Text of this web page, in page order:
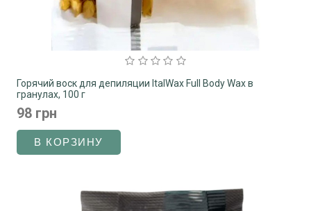
Горячий воск для депиляции ItalWax Full Body Wax в
гранулах, 100 г
98 грн